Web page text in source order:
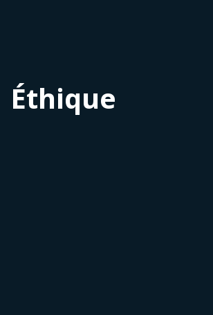
Éthique